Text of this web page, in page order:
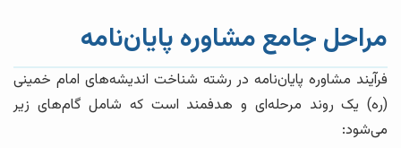
مراحل جامع مشاوره پایان‌نامه
فرآیند مشاوره پایان‌نامه در رشته شناخت اندیشه‌های امام خمینی
(ره) یک روند مرحله‌ای و هدفمند است که شامل گام‌های زیر
می‌شود: